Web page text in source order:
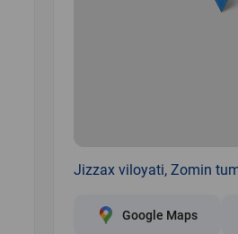
Jizzax viloyati, Zomin
Google Maps